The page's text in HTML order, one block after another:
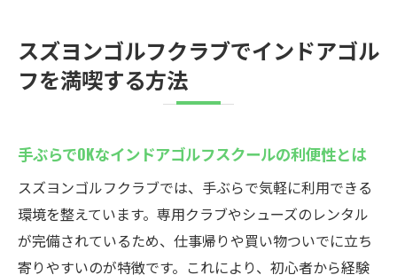
メリット
定期的なレッスンで確実にスキルを高める
ント
インドアゴルフスクールで目標達成までの
道のり
高崎で効率よくスキルアップする練習法
スズヨンゴルフクラブでインドアゴル
フを満喫する方法
手ぶらでOKなインドアゴルフスクールの利便性とは
スズヨンゴルフクラブでは、手ぶらで気軽に利用できる
環境を整えています。専用クラブやシューズのレンタル
が完備されているため、仕事帰りや買い物ついでに立ち
寄りやすいのが特徴です。これにより、初心者から経験